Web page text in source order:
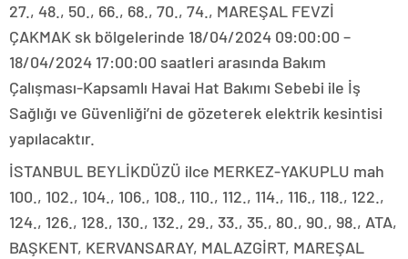
27., 48., 50., 66., 68., 70., 74., MAREŞAL FEVZİ
ÇAKMAK sk bölgelerinde 18/04/2024 09:00:00 –
18/04/2024 17:00:00 saatleri arasında Bakım
Çalışması-Kapsamlı Havai Hat Bakımı Sebebi ile İş
Sağlığı ve Güvenliği’ni de gözeterek elektrik kesintisi
yapılacaktır.
İSTANBUL BEYLİKDÜZÜ ilce MERKEZ-YAKUPLU mah
100., 102., 104., 106., 108., 110., 112., 114., 116., 118., 122.,
124., 126., 128., 130., 132., 29., 33., 35., 80., 90., 98., ATA,
BAŞKENT, KERVANSARAY, MALAZGİRT, MAREŞAL